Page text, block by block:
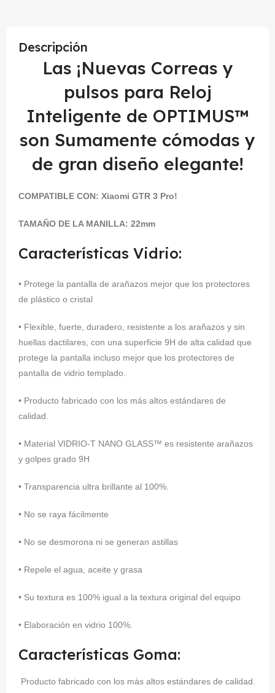
Descripción
Las ¡Nuevas Correas y
pulsos para Reloj
Inteligente de OPTIMUS™
son Sumamente cómodas y
de gran diseño elegante!
COMPATIBLE CON: Xiaomi GTR 3 Pro!
TAMAÑO DE LA MANILLA: 22mm
Características Vidrio:
• Protege la pantalla de arañazos mejor que los protectores
de plástico o cristal
• Flexible, fuerte, duradero, resistente a los arañazos y sin
huellas dactilares, con una superficie 9H de alta calidad que
protege la pantalla incluso mejor que los protectores de
pantalla de vidrio templado.
• Producto fabricado con los más altos estándares de
calidad.
• Material VIDRIO-T NANO GLASS™ es resistente arañazos
y golpes grado 9H
• Transparencia ultra brillante al 100%.
• No se raya fácilmente
• No se desmorona ni se generan astillas
• Repele el agua, aceite y grasa
• Su textura es 100% igual a la textura original del equipo
• Elaboración en vidrio 100%.
Características Goma:
Producto fabricado con los más altos estándares de calidad.